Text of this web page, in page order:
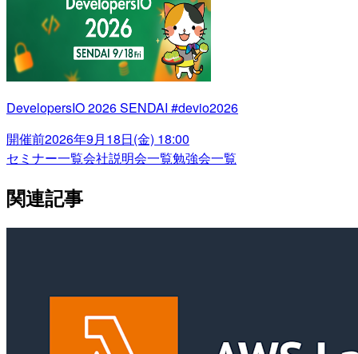
DevelopersIO 2026 SENDAI #devio2026
開催前2026年9月18日(金) 18:00
セミナー一覧会社説明会一覧勉強会一覧
関連記事